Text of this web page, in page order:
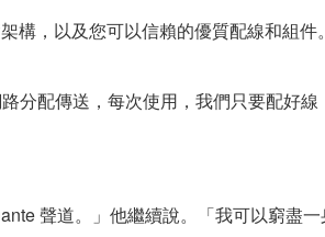
構，以及您可以信賴的優質配線和組
分配傳送，每次使用，我們只要配好
聲道。」他繼續說。「我可以窮盡